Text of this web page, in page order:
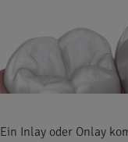
Ein Inlay oder Onlay